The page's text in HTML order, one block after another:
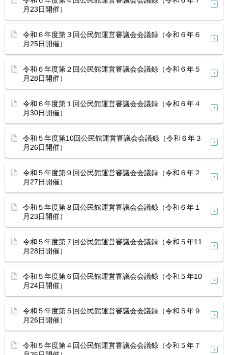
月23日開催）
令和６年度第３回公民館運営審議会会議録（令和６年６
月25日開催）
令和６年度第２回公民館運営審議会会議録（令和６年５
月28日開催）
令和６年度第１回公民館運営審議会会議録（令和６年４
月30日開催）
令和５年度第10回公民館運営審議会会議録（令和６年３
月26日開催）
令和５年度第９回公民館運営審議会会議録（令和６年２
月27日開催）
令和５年度第８回公民館運営審議会会議録（令和６年１
月23日開催）
令和５年度第７回公民館運営審議会会議録（令和５年11
月28日開催）
令和５年度第６回公民館運営審議会会議録（令和５年10
月24日開催）
令和５年度第５回公民館運営審議会会議録（令和５年９
月26日開催）
令和５年度第４回公民館運営審議会会議録（令和５年７